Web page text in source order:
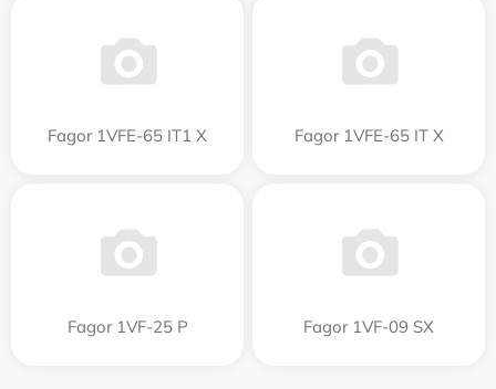
Fagor 1VFE-65 IT1 X Fagor 1VFE-65 IT X
Fagor 1VF-25 P Fagor 1VF-09 SX